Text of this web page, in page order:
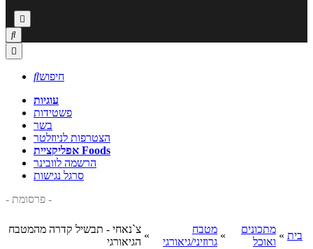



חיפוש
עוגיות
פשטידות
בשר
הצטרפות לניוזלטר
אפליקציית Foods
הרשמה לוובינר
סרגל נגישות
- פרסומת -
בית »
מתכונים
ואוכל
»
מטבח
גרוזיני/גיאורגי
»
צ`נאחי - תבשיל קדרה מהמטבח
הגיאורגי